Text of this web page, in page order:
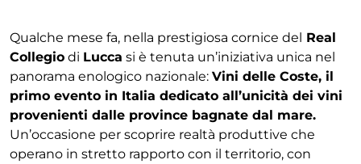
Qualche mese fa, nella prestigiosa cornice del Real
Collegio di Lucca si è tenuta un’iniziativa unica nel
panorama enologico nazionale: Vini delle Coste, il
primo evento in Italia dedicato all’unicità dei vini
provenienti dalle province bagnate dal mare.
Un’occasione per scoprire realtà produttive che
operano in stretto rapporto con il territorio, con